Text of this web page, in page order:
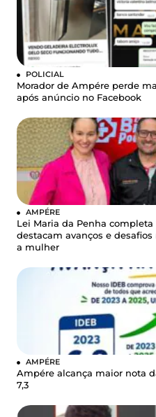
POLICIAL
Morador de Ampére perde
após anúncio no Facebook
AMPÉRE
Lei Maria da Penha
destacam avanços e
a mulher
AMPÉRE
Ampére alcança maior nota
7,3